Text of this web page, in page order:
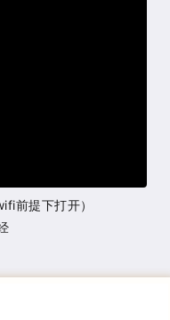
前提下打开）